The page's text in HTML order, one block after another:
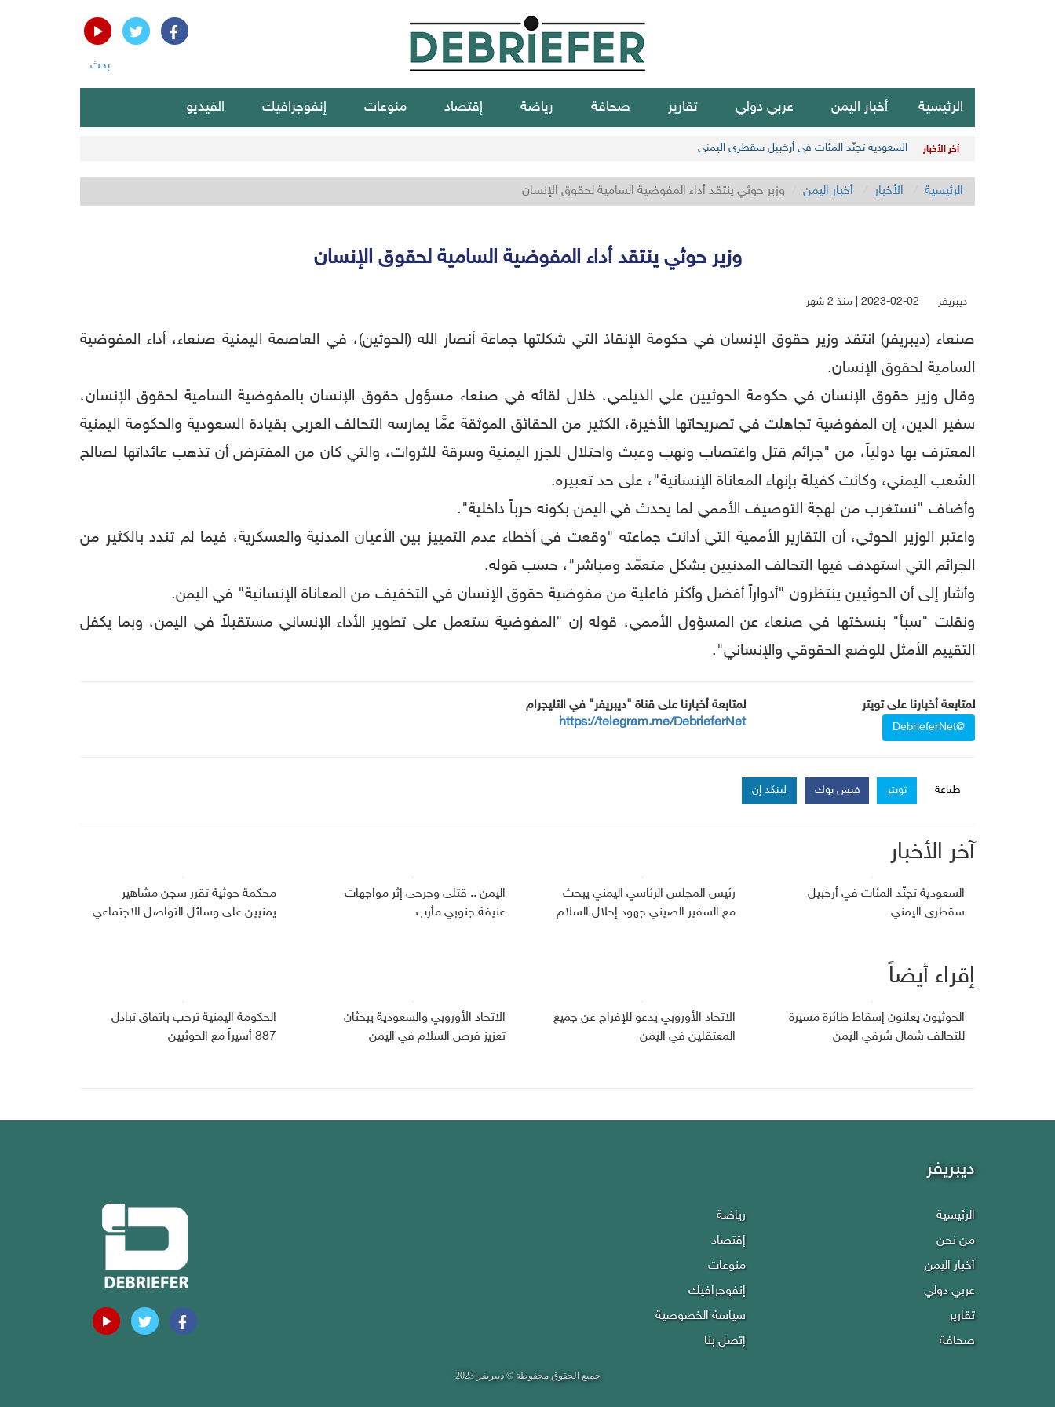
بحث
الرئيسية أخبار اليمن عربي دولي تقارير صحافة رياضة إقتصاد منوعات إنفوجرافيك الفيديو
آخر الأخبار السعودية تجنّد المئات في أرخبيل سقطرى اليمني
الرئيسية الأخبار أخبار اليمن وزير حوثي ينتقد أداء المفوضية السامية لحقوق الإنسان
وزير حوثي ينتقد أداء المفوضية السامية لحقوق الإنسان
ديبريفر 2023-02-02 | منذ 2 شهر
صنعاء (ديبريفر) انتقد وزير حقوق الإنسان في حكومة الإنقاذ التي شكلتها جماعة أنصار الله (الحوثين)، في العاصمة اليمنية صنعاء، أداء المفوضية
السامية لحقوق الإنسان.
وقال وزير حقوق الإنسان في حكومة الحوثيين علي الديلمي، خلال لقائه في صنعاء مسؤول حقوق الإنسان بالمفوضية السامية لحقوق الإنسان،
سفير الدين، إن المفوضية تجاهلت في تصريحاتها الأخيرة، الكثير من الحقائق الموثقة عمَّا يمارسه التحالف العربي بقيادة السعودية والحكومة اليمنية
المعترف بها دولياً، من "جرائم قتل واغتصاب ونهب وعبث واحتلال للجزر اليمنية وسرقة للثروات، والتي كان من المفترض أن تذهب عائداتها لصالح
الشعب اليمني، وكانت كفيلة بإنهاء المعاناة الإنسانية"، على حد تعبيره.
وأضاف "نستغرب من لهجة التوصيف الأممي لما يحدث في اليمن بكونه حرباً داخلية".
واعتبر الوزير الحوثي، أن التقارير الأممية التي أدانت جماعته "وقعت في أخطاء عدم التمييز بين الأعيان المدنية والعسكرية، فيما لم تندد بالكثير من
الجرائم التي استهدف فيها التحالف المدنيين بشكل متعمَّد ومباشر"، حسب قوله.
وأشار إلى أن الحوثيين ينتظرون "أدواراً أفضل وأكثر فاعلية من مفوضية حقوق الإنسان في التخفيف من المعاناة الإنسانية" في اليمن.
ونقلت "سبأ" بنسختها في صنعاء عن المسؤول الأممي، قوله إن "المفوضية ستعمل على تطوير الأداء الإنساني مستقبلاً في اليمن، وبما يكفل
التقييم الأمثل للوضع الحقوقي والإنساني".
لمتابعة أخبارنا على تويتر
@DebrieferNet
لمتابعة أخبارنا على قناة "ديبريفر" في التليجرام
https://telegram.me/DebrieferNet
طباعة تويتر فيس بوك لينكد إن
آخر الأخبار
السعودية تجنّد المئات في أرخبيل
سقطرى اليمني
رئيس المجلس الرئاسي اليمني يبحث
مع السفير الصيني جهود إحلال السلام
اليمن .. قتلى وجرحى إثر مواجهات
عنيفة جنوبي مأرب
محكمة حوثية تقرر سجن مشاهير
يمنيين على وسائل التواصل الاجتماعي
إقراء أيضاً
الحوثيون يعلنون إسقاط طائرة مسيرة
للتحالف شمال شرقي اليمن
الاتحاد الأوروبي يدعو للإفراج عن جميع
المعتقلين في اليمن
الاتحاد الأوروبي والسعودية يبحثان
تعزيز فرص السلام في اليمن
الحكومة اليمنية ترحب باتفاق تبادل
887 أسيراً مع الحوثيين
ديبريفر
الرئيسية
من نحن
أخبار اليمن
عربي دولي
تقارير
صحافة
رياضة
إقتصاد
منوعات
إنفوجرافيك
سياسة الخصوصية
إتصل بنا
جميع الحقوق محفوظة © ديبريفر 2023